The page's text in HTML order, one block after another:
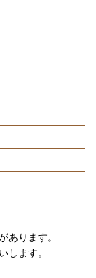
あります。
します。